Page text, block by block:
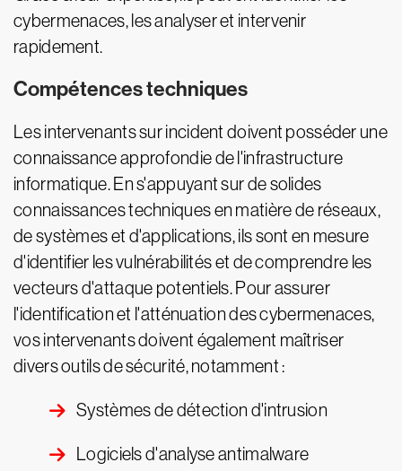
cybermenaces, les analyser et intervenir
rapidement.
Compétences techniques
Les intervenants sur incident doivent posséder une
connaissance approfondie de l'infrastructure
informatique. En s'appuyant sur de solides
connaissances techniques en matière de réseaux,
de systèmes et d'applications, ils sont en mesure
d'identifier les vulnérabilités et de comprendre les
vecteurs d'attaque potentiels. Pour assurer
l'identification et l'atténuation des cybermenaces,
vos intervenants doivent également maîtriser
divers outils de sécurité, notamment :
Systèmes de détection d'intrusion
Logiciels d'analyse antimalware